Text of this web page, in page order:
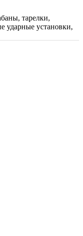
тарелки,
ударные установки,